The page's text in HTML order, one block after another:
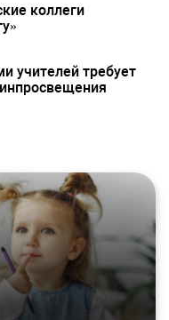
коллеги
учителей требует